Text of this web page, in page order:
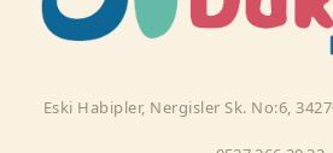
Eski Habipler, Nergisler Sk. No:6,